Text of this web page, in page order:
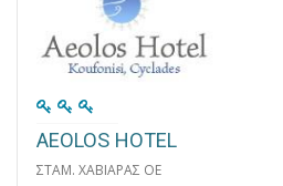
AEOLOS HOTEL
ΣΤΑΜ. ΧΑΒΙΑΡΑΣ ΟΕ